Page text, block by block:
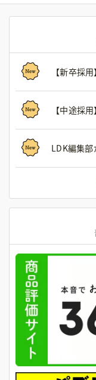
【新卒採
【中途採
LDK編集部